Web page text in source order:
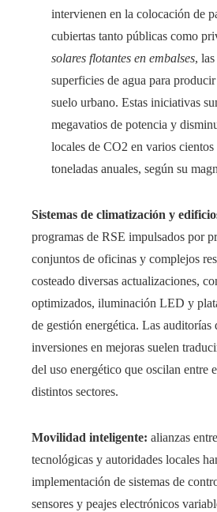
intervienen en la colocación de
cubiertas tanto públicas como
solares flotantes en embalses,
superficies de agua para
suelo urbano. Estas iniciativas
megavatios de potencia y
locales de CO2 en varios
toneladas anuales, según su
Sistemas de climatización y
programas de RSE impulsados por
conjuntos de oficinas y complejos
costeado diversas actualizaciones,
optimizados, iluminación LED y
de gestión energética. Las auditorías
inversiones en mejoras suelen
del uso energético que oscilan entre
distintos sectores.
Movilidad inteligente: alianzas
tecnológicas y autoridades locales
implementación de sistemas de
sensores y peajes electrónicos